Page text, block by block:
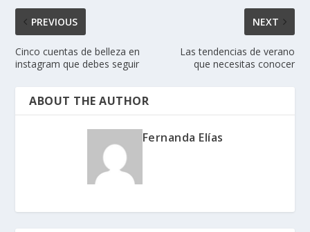
PREVIOUS
Cinco cuentas de belleza en
instagram que debes seguir
NEXT
Las tendencias de verano
que necesitas conocer
ABOUT THE AUTHOR
Fernanda Elías